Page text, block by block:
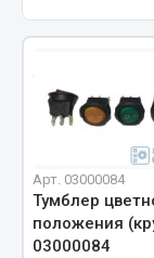
Весь раздел
Жидкостные
Отопители
Подогреватели
Арт. 03000084
Тумблер
положения
03000084